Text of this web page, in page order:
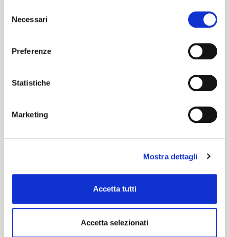
delNecessari
Preferenze
Statistiche
Marketing
Mostra dettagli
Accetta tutti
Accetta selezionati
Are you interested in this fabric?
CONTACT OUR FINANCIAL ADVISOR